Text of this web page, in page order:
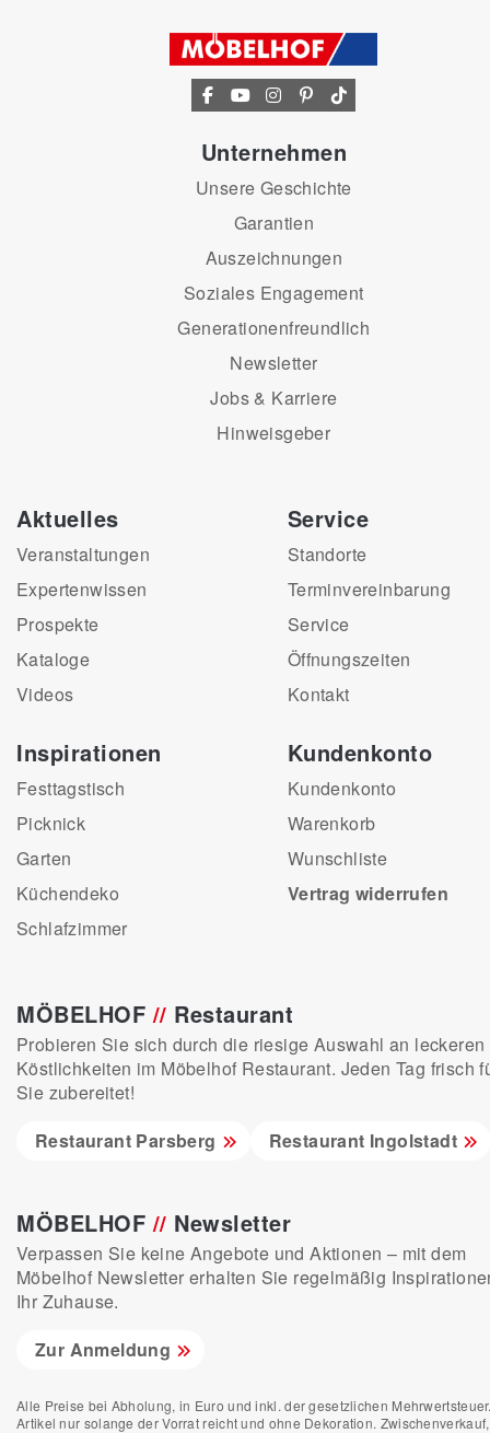
Unternehmen
Unsere Geschichte
Garantien
Auszeichnungen
Soziales Engagement
Generationenfreundlich
Newsletter
Jobs & Karriere
Hinweisgeber
Aktuelles
Veranstaltungen
Expertenwissen
Prospekte
Kataloge
Videos
Inspirationen
Festtagstisch
Picknick
Garten
Küchendeko
Schlafzimmer
Service
Standorte
Terminvereinbarung
Service
Öffnungszeiten
Kontakt
Kundenkonto
Kundenkonto
Warenkorb
Wunschliste
Vertrag widerrufen
MÖBELHOF// Restaurant
Probieren Sie sich durch die riesige Auswahl an leckeren
Köstlichkeiten im Möbelhof Restaurant. Jeden Tag frisch
Sie zubereitet!
Restaurant Parsberg
Restaurant Ingolstadt
MÖBELHOF// Newsletter
Verpassen Sie keine Angebote und Aktionen – mit dem
Möbelhof Newsletter erhalten Sie regelmäßig
Ihr Zuhause.
Zur Anmeldung
Alle Preise bei Abholung, in Euro und inkl. der gesetzlichen
Artikel nur solange der Vorrat reicht und ohne Dekoration. Zwischenverkauf,